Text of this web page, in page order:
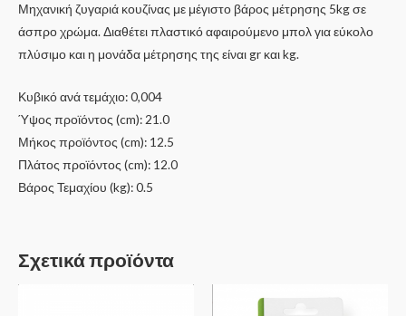
Μηχανική ζυγαριά κουζίνας με μέγιστο βάρος μέτρησης 5kg σε
άσπρο χρώμα. Διαθέτει πλαστικό αφαιρούμενο μπολ για εύκολο
πλύσιμο και η μονάδα μέτρησης της είναι gr και kg.
Κυβικό ανά τεμάχιο: 0,004
Ύψος προϊόντος (cm): 21.0
Μήκος προϊόντος (cm): 12.5
Πλάτος προϊόντος (cm): 12.0
Βάρος Τεμαχίου (kg): 0.5
Σχετικά προϊόντα